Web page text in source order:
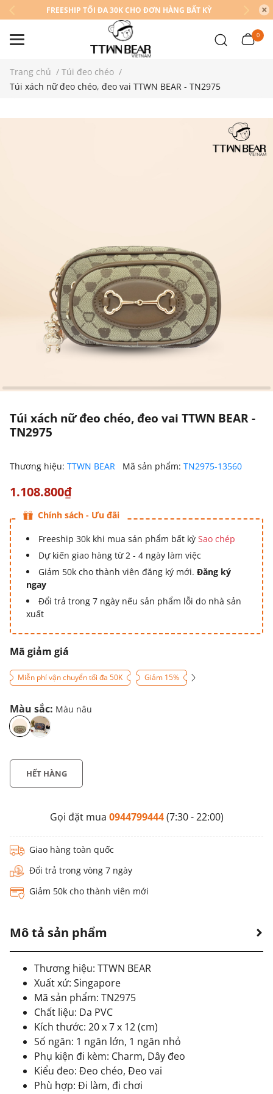
FREESHIP TỐI ĐA 30K CHO ĐƠN HÀNG BẤT KỲ
0
Trang chủ / Túi đeo chéo /
Túi xách nữ đeo chéo, đeo vai TTWN BEAR - TN2975
Túi xách nữ đeo chéo, đeo vai TTWN BEAR -
TN2975
Thương hiệu: TTWN BEAR Mã sản phẩm: TN2975-13560
1.108.800₫
Chính sách - Ưu đãi
Freeship 30k khi mua sản phẩm bất kỳ Sao chép
Dự kiến giao hàng từ 2 - 4 ngày làm việc
Giảm 50k cho thành viên đăng ký mới. Đăng ký
ngay
Đổi trả trong 7 ngày nếu sản phẩm lỗi do nhà sản
xuất
Mã giảm giá
Miễn phí vận chuyển tối đa 50K Giảm 15%
Màu sắc: Màu nâu
HẾT HÀNG
Gọi đặt mua 0944799444(7:30 - 22:00)
Giao hàng toàn quốc
Đổi trả trong vòng 7 ngày
Giảm 50k cho thành viên mới
Mô tả sản phẩm
Thương hiệu: TTWN BEAR
Xuất xứ: Singapore
Mã sản phẩm: TN2975
Chất liệu: Da PVC
Kích thước: 20 x 7 x 12 (cm)
Số ngăn: 1 ngăn lớn, 1 ngăn nhỏ
Phụ kiện đi kèm: Charm, Dây đeo
Kiểu đeo: Đeo chéo, Đeo vai
Phù hợp: Đi làm, đi chơi